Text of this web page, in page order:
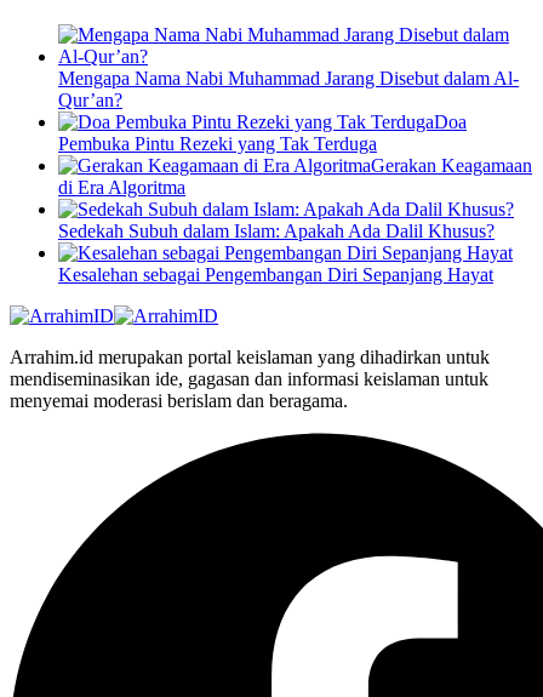
Mengapa Nama Nabi Muhammad Jarang Disebut dalam Al-
Qur’an?
Doa
Pembuka Pintu Rezeki yang Tak Terduga
Gerakan Keagamaan
di Era Algoritma
Sedekah Subuh dalam Islam: Apakah Ada Dalil Khusus?
Kesalehan sebagai Pengembangan Diri Sepanjang Hayat
Arrahim.id merupakan portal keislaman yang dihadirkan untuk
mendiseminasikan ide, gagasan dan informasi keislaman untuk
menyemai moderasi berislam dan beragama.